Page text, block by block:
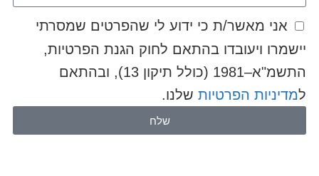
אני מאשר/ת כי ידוע לי שהפרטים שמסרתי
יישמרו ויעובדו בהתאם לחוק הגנת הפרטיות,
התשמ"א–1981 (כולל תיקון 13), ובהתאם
למדיניות הפרטיותשלנו.
שלח